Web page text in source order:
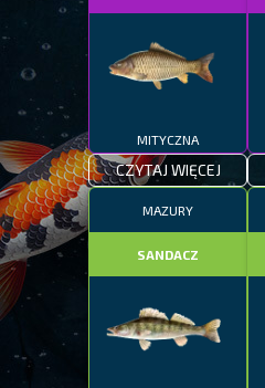
MITYCZNA
CZYTAJ WIĘCEJ
MAZURY
SANDACZ